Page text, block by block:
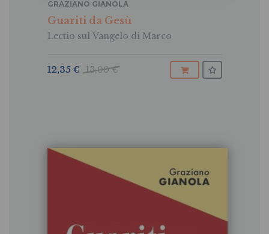
Guariti da Gesù
Lectio sul Vangelo di Marco
GRAZIANO GIANOLA
13,00 €
12,35 €